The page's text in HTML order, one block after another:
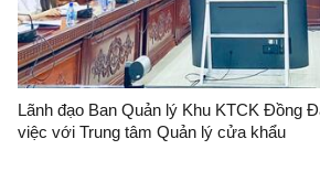
Lãnh đạo Ban Quản lý Khu KTCK Đồng
việc với Trung tâm Quản lý cửa khẩu